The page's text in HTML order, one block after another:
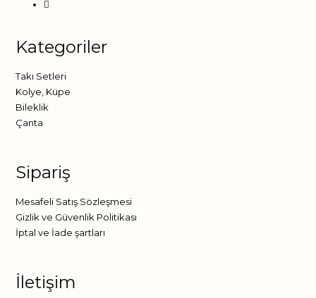
Kategoriler
Takı Setleri
Kolye Küpe
Bileklik
Çanta
Sipariş
Mesafeli Satış Sözleşmesi
Gizlik ve Güvenlik Politikası
İptal ve İade şartları
İletişim